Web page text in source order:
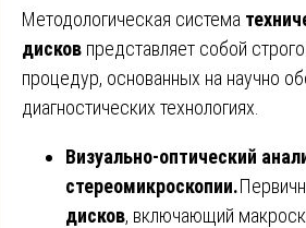
Методологическая система
дисков представляет собой
процедур, основанных на научно
диагностических технологиях.
Визуально-оптический
стереомикроскопии.
дисков, включающий